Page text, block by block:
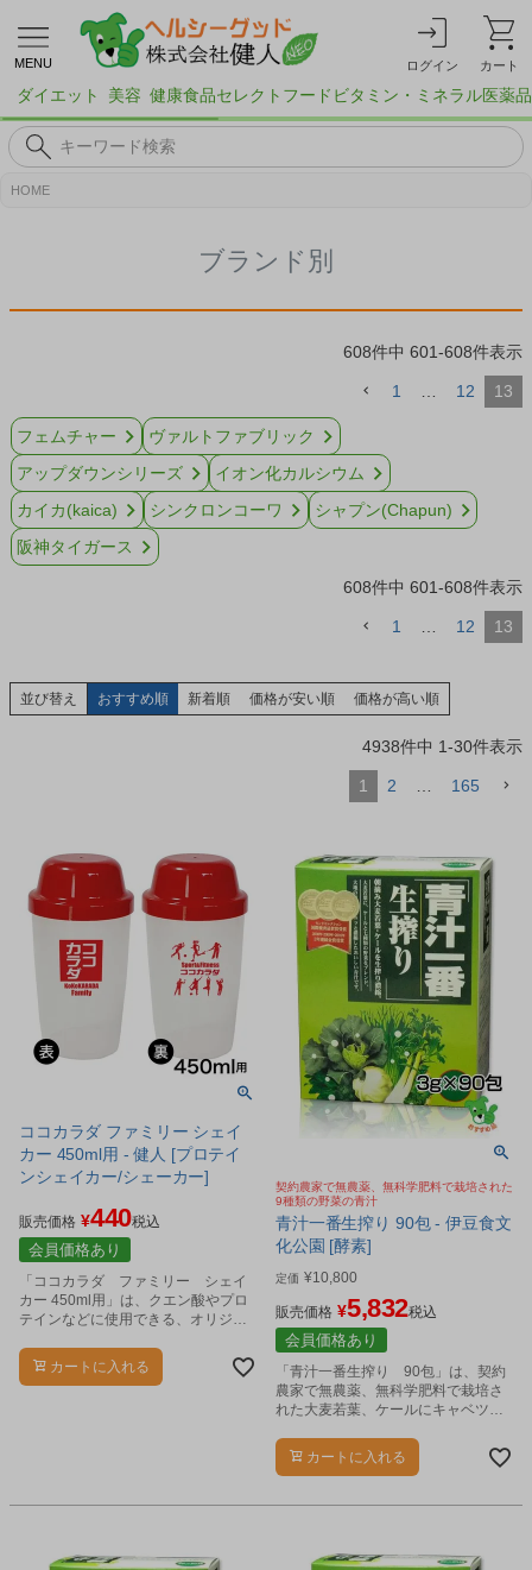
MENU ログイン カート
ダイエット 美容 健康食品セレクトフード ビタミン・ミネラル医薬品
HOME
ブランド別
608件中 601-608件表示
1 12 13
フェムチャー
ヴァルトファブリック
アップダウンシリーズ
イオン化カルシウム
カイカ(kaica)
シンクロンコーワ
シャプン(Chapun)
阪神タイガース
608件中 601-608件表示
1 … 12 13
並び替え おすすめ順 新着順 価格が安い順 価格が高い順
4938件中 1-30件表示
1 2 165
ココカラダ ファミリー シェイ
カー 450ml用 - 健人 [プロテイ
ンシェイカー/シェーカー]
販売価格 ¥440税込
会員価格あり
「ココカラダ ファミリー シェイ
カー 450ml用」は、クエン酸やプロ
テインなどに使用できる、オリジナ
です。
カートに入れる
契約農家で無農薬、無科学肥料で栽培された
9種類の野菜の青汁
青汁一番生搾り 90包 - 伊豆食文
化公園 [酵素]
定価 ¥10,800
販売価格 ¥5,832税込
会員価格あり
「青汁一番生搾り 90包」は、契約
農家で無農薬、無科学肥料で栽培さ
れた大麦若葉、ケールにキャベツ、
リ、レタス、しそ、よもぎをあわせ
た９種の野菜が原料。
カートに入れる